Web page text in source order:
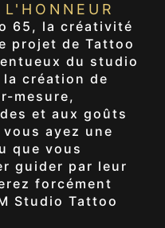
65, la créativité
projet de Tattoo
du studio
création de
mesure,
et aux goûts
ayez une
que vous
guider par leur
forcément
Studio Tattoo